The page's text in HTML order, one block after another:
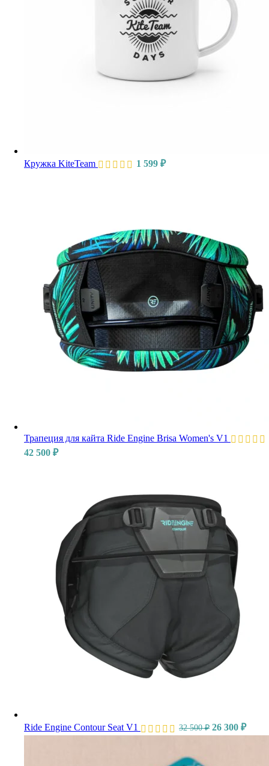
Кружка KiteTeam 1 599 ₽
Трапеция для кайта Ride Engine Brisa Women's V1
42 500 ₽
Ride Engine Contour Seat V1 32 500₽ 26 300 ₽